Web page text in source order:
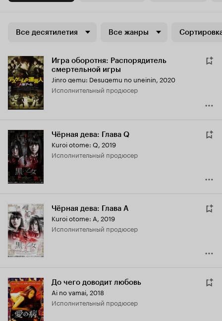
Все десятилетия Все жанры
Игра оборотня: Распорядитель
смертельной игры
Jinro gemu: Desugemu no uneinin, 2020
исполнительный продюсер
Чёрная дева: Глава Q
Kuroi otome: Q, 2019
исполнительный продюсер
Чёрная дева: Глава A
Kuroi otome: A, 2019
исполнительный продюсер
До чего доводит любовь
Ai no yamai, 2018
исполнительный продюсер